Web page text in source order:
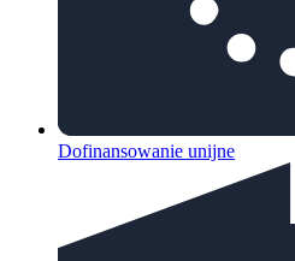
Dofinansowanie unijne